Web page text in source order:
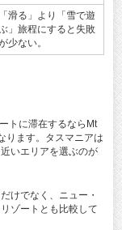
「滑る」より「雪で遊
」旅程にすると失敗
少ない。
トに滞在するならMt
ります。タスマニアは
いエリアを選ぶのが
けでなく、ニュー・
ゾートとも比較して